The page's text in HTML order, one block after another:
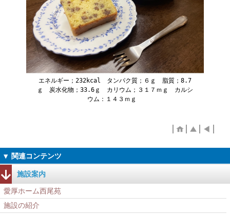
エネルギー；232kcal タンパク質；６ｇ 脂質；8.7
ｇ 炭水化物；33.6ｇ カリウム；３１７ｍｇ カルシ
ウム：１４３ｍｇ
施設案内
愛厚ホーム西尾苑
施設の紹介